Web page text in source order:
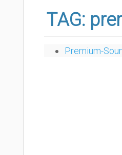
TAG:
Premium-